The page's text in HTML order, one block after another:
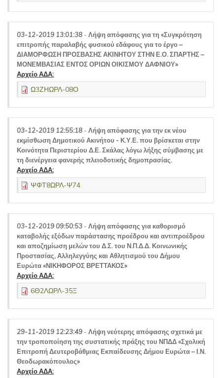
03-12-2019 13:01:38 - Λήψη απόφασης για τη «Συγκρότηση
επιτροπής παραλαβής φυσικού εδάφους για το έργο –
ΔΙΑΜΟΡΦΩΣΗ ΠΡΟΣΒΑΣΗΣ ΑΚΙΝΗΤΟΥ ΣΤΗΝ Ε.Ο. ΣΠΑΡΤΗΣ –
ΜΟΝΕΜΒΑΣΙΑΣ ΕΝΤΟΣ ΟΡΙΩΝ ΟΙΚΙΣΜΟΥ ΔΑΦΝΙΟΥ»
Αρχείο ΑΔΑ:
Ω3ΖΗΩΡΛ-08Ο
03-12-2019 12:55:18 - Λήψη απόφασης για την εκ νέου
εκμίσθωση Δημοτικού Ακινήτου - Κ.Υ.Ε. που βρίσκεται στην
Κοινότητα Περιστερίου Δ.Ε. Σκάλας λόγω λήξης σύμβασης με
τη διενέργεια φανερής πλειοδοτικής δημοπρασίας.
Αρχείο ΑΔΑ:
ΨΦΤ8ΩΡΛ-Ψ74
03-12-2019 09:50:53 - Λήψη απόφασης για καθορισμό
καταβολής εξόδων παράστασης προέδρου και αντιπροέδρου
και αποζημίωση μελών του Δ.Σ. του Ν.Π.Δ.Δ. Κοινωνικής
Προστασίας, Αλληλεγγύης και Αθλητισμού του Δήμου
Ευρώτα «ΝΙΚΗΦΟΡΟΣ ΒΡΕΤΤΑΚΟΣ»
Αρχείο ΑΔΑ:
6Θ2ΛΩΡΛ-35Ξ
29-11-2019 12:23:49 - Λήψη νεότερης απόφασης σχετικά με
την τροποποίηση της συστατικής πράξης του ΝΠΔΔ «Σχολική
Επιτροπή Δευτεροβάθμιας Εκπαίδευσης Δήμου Ευρώτα – Ι.Ν.
Θεοδωρακόπουλος»
Αρχείο ΑΔΑ: